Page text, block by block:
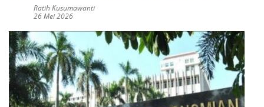
Ratih Kusumawanti
26 Mei 2026